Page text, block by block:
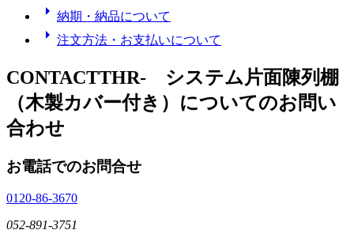
arrow_right 納期・納品について
arrow_right 注文方法・お支払いについて
CONTACTTHR- システム片面陳列棚
（木製カバー付き） についてのお問い
合わせ
お電話でのお問合せ
0120-86-3670
052-891-3751